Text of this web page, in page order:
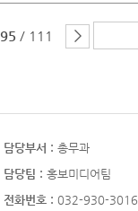
95 / 111
담당부서 : 총무과
담당팀 : 홍보미디어팀
전화번호 : 032-930-3016